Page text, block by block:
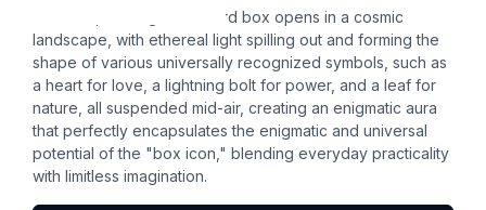
A surreal, floating cardboard box opens in a cosmic
landscape, with ethereal light spilling out and forming the
shape of various universally recognized symbols, such as
a heart for love, a lightning bolt for power, and a leaf for
nature, all suspended mid-air, creating an enigmatic aura
that perfectly encapsulates the enigmatic and universal
potential of the "box icon," blending everyday practicality
with limitless imagination.